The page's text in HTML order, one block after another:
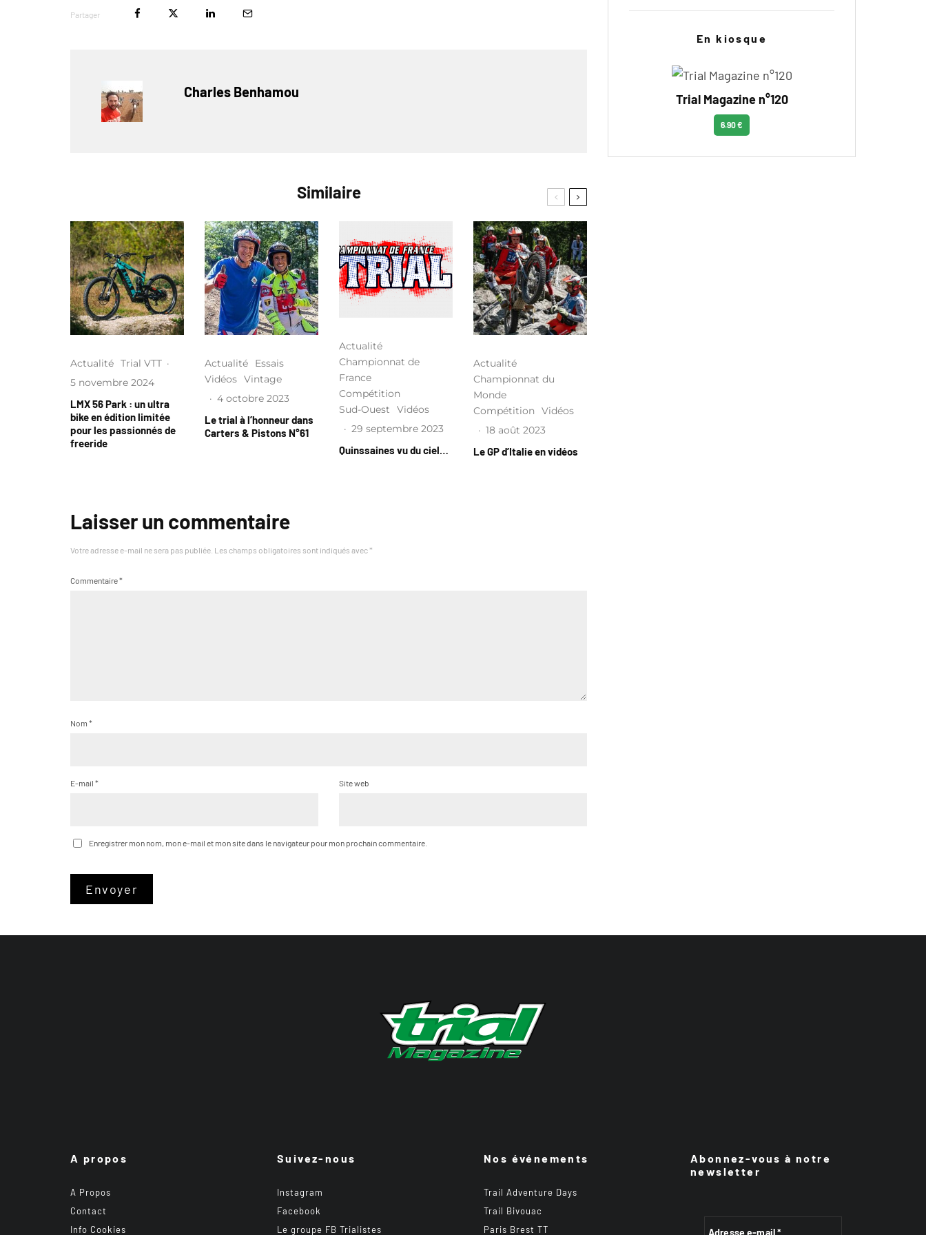
Partager
Charles Benhamou
Similaire
Actualité Trial VTT ·
5 novembre 2024
LMX 56 Park : un ultra
bike en édition limitée
pour les passionnés de
freeride
Actualité
Essais
Vidéos Vintage
· 4 octobre 2023
Le trial à l’honneur dans
Carters & Pistons N°61
Actualité
Championnat de
France
Compétition
Sud-Ouest
Vidéos
· 29 septembre 2023
Quinssaines vu du ciel…
Actualité
Championnat du
Monde
Compétition
Vidéos
· 18 août 2023
Le GP d’Italie en vidéos
Laisser un commentaire
Votre adresse e-mail ne sera pas publiée. Les champs obligatoires sont indiqués avec *
Commentaire*
Nom *
E-mail * Site web
Enregistrer mon nom, mon e-mail et mon site dans le navigateur pour mon prochain commentaire.
En kiosque
Trial Magazine n°120
6.90 €
A propos
A Propos
Contact
Info Cookies
Suivez-nous
Instagram
Facebook
Le groupe FB Trialistes
Nos événements
Trail Adventure Days
Trail Bivouac
Paris Brest TT
Abonnez-vous à notre
newsletter